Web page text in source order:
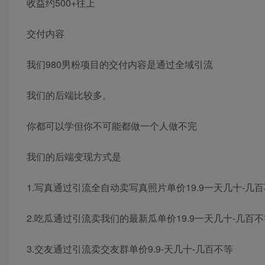
收益约500+往上
交付内容
我们980男粉项目的交付内容是通过全域引流
我们的后端比较多。
你都可以学但你不可能都做一个人做不完
我们的后端变现方式是
1.写真通过引流全自动卖写真照片单价19.9一天几十-几
2.吃瓜通过引流卖我们的最新瓜单价19.9一天几十-几百
3.交友通过引流卖交友群单价9.9-天几十-几百不等